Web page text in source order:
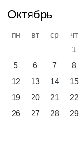
Октябрь
пн вт ср чт
1
5
6 7 8
12
13 14 15
19
20 21 22
26
27 28 29